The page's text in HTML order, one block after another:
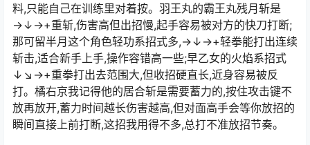
料,只能自己在训练里对着按。羽王丸的霸王丸残月斩是
→↓→+重斩,伤害高但出招慢,起手容易被对方的快刀打断;
那可留半月这个角色轻功系招式多,→↓→+轻拳能打出连续
斩击,适合新手上手,操作容错高一些;早乙女的火焰系招式
↓↘→+重拳打出去范围大,但收招硬直长,近身容易被反
打。橘右京我记得他的居合斩是需要蓄力的,按住攻击键不
放再放开,蓄力时间越长伤害越高,但对面高手会等你放招的
瞬间直接上前打断,这招我用得不多,总打不准放招节奏。